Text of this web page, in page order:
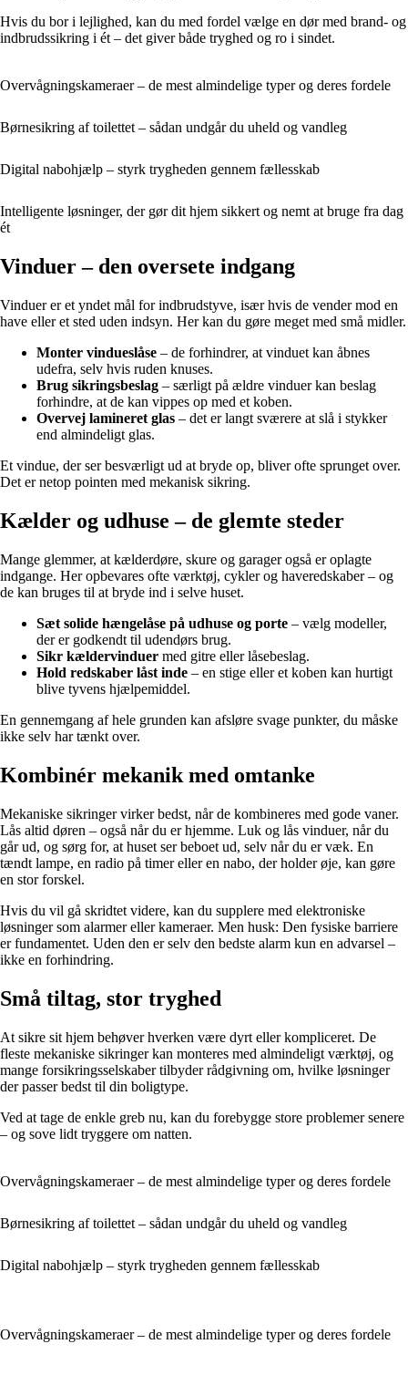
Hvis du bor i lejlighed, kan du med fordel vælge en dør med brand- og
indbrudssikring i ét – det giver både tryghed og ro i sindet.
Overvågningskameraer – de mest almindelige typer og deres fordele
Børnesikring af toilettet – sådan undgår du uheld og vandleg
Digital nabohjælp – styrk trygheden gennem fællesskab
Intelligente løsninger, der gør dit hjem sikkert og nemt at bruge fra dag
ét
Vinduer – den oversete indgang
Vinduer er et yndet mål for indbrudstyve, især hvis de vender mod en
have eller et sted uden indsyn. Her kan du gøre meget med små midler.
Monter vindueslåse – de forhindrer, at vinduet kan åbnes
udefra, selv hvis ruden knuses.
Brug sikringsbeslag – særligt på ældre vinduer kan beslag
forhindre, at de kan vippes op med et koben.
Overvej lamineret glas – det er langt sværere at slå i stykker
end almindeligt glas.
Et vindue, der ser besværligt ud at bryde op, bliver ofte sprunget over.
Det er netop pointen med mekanisk sikring.
Kælder og udhuse – de glemte steder
Mange glemmer, at kælderdøre, skure og garager også er oplagte
indgange. Her opbevares ofte værktøj, cykler og haveredskaber – og
de kan bruges til at bryde ind i selve huset.
Sæt solide hængelåse på udhuse og porte – vælg modeller,
der er godkendt til udendørs brug.
Sikr kældervinduer med gitre eller låsebeslag.
Hold redskaber låst inde – en stige eller et koben kan hurtigt
blive tyvens hjælpemiddel.
En gennemgang af hele grunden kan afsløre svage punkter, du måske
ikke selv har tænkt over.
Kombinér mekanik med omtanke
Mekaniske sikringer virker bedst, når de kombineres med gode vaner.
Lås altid døren – også når du er hjemme. Luk og lås vinduer, når du
går ud, og sørg for, at huset ser beboet ud, selv når du er væk. En
tændt lampe, en radio på timer eller en nabo, der holder øje, kan gøre
en stor forskel.
Hvis du vil gå skridtet videre, kan du supplere med elektroniske
løsninger som alarmer eller kameraer. Men husk: Den fysiske barriere
er fundamentet. Uden den er selv den bedste alarm kun en advarsel –
ikke en forhindring.
Små tiltag, stor tryghed
At sikre sit hjem behøver hverken være dyrt eller kompliceret. De
fleste mekaniske sikringer kan monteres med almindeligt værktøj, og
mange forsikringsselskaber tilbyder rådgivning om, hvilke løsninger
der passer bedst til din boligtype.
Ved at tage de enkle greb nu, kan du forebygge store problemer senere
– og sove lidt tryggere om natten.
Overvågningskameraer – de mest almindelige typer og deres fordele
Børnesikring af toilettet – sådan undgår du uheld og vandleg
Digital nabohjælp – styrk trygheden gennem fællesskab
Overvågningskameraer – de mest almindelige typer og deres fordele